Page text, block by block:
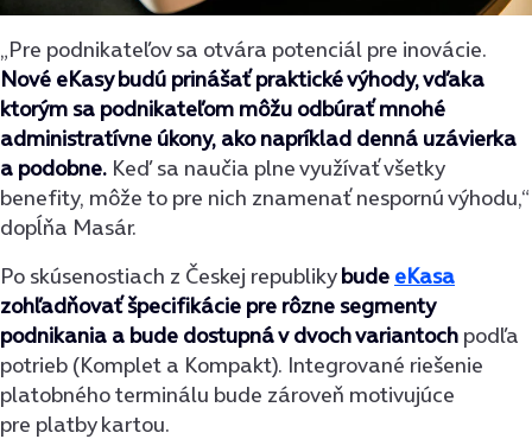
„Pre podnikateľov sa otvára potenciál pre inovácie.
Nové eKasy budú prinášať praktické výhody, vďaka
ktorým sa podnikateľom môžu odbúrať mnohé
administratívne úkony, ako napríklad denná uzávierka
a podobne. Keď sa naučia plne využívať všetky
benefity, môže to pre nich znamenať nespornú výhodu,“
dopĺňa Masár.
Po skúsenostiach z Českej republikybude eKasa
zohľadňovať špecifikácie pre rôzne segmenty
podnikania a bude dostupná v dvoch variantoch podľa
potrieb (Komplet a Kompakt). Integrované riešenie
platobného terminálu bude zároveň motivujúce
pre platby kartou.